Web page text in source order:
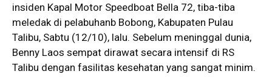
insiden Kapal Motor Speedboat Bella 72, tiba-tiba
meledak di pelabuhanb Bobong, Kabupaten Pulau
Talibu, Sabtu (12/10), lalu. Sebelum meninggal dunia,
Benny Laos sempat dirawat secara intensif di RS
Talibu dengan fasilitas kesehatan yang sangat minim.